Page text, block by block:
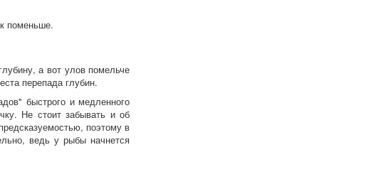
поменьше.
а вот улов помельче
перепада глубин.
быстрого и медленного
Не стоит забывать и об
поэтому в
ведь у рыбы начнется